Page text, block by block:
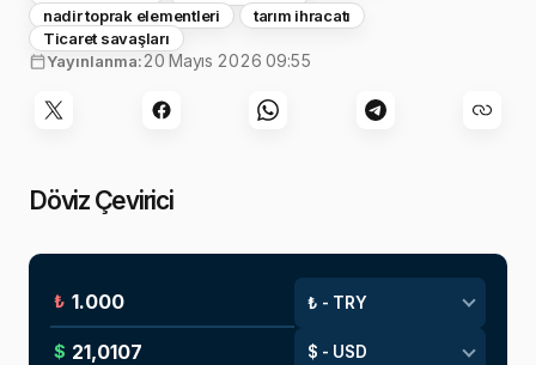
nadir toprak elementleri
tarım ihracatı
Ticaret savaşları
Yayınlanma:20 Mayıs 2026 09:55
Döviz Çevirici
₺
$